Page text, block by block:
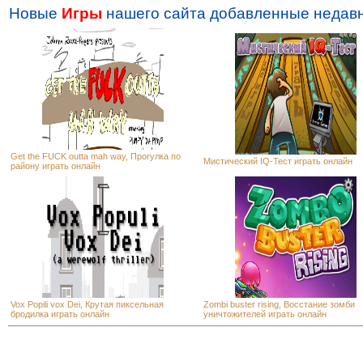
Новые Игры нашего сайта добавленные
Get the FUCK outta mah way, Прогулка по
району играть онлайн
Мистический IQ-Тест играть онлайн
Vox Popili vox Dei, Крутая пиксельная
бродилка играть онлайн
Zombi buster rising, Восстание зомби
уничтожителей играть онлайн